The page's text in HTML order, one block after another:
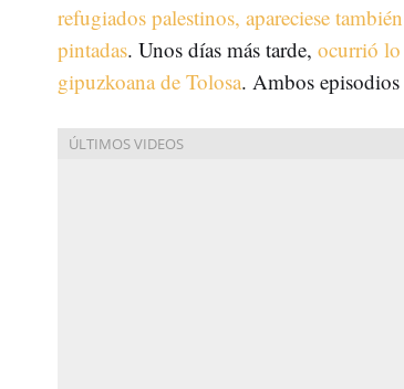
refugiados palestinos, apareciese
pintadas. Unos días más tarde, ocurrió lo
gipuzkoana de Tolosa. Ambos episodios